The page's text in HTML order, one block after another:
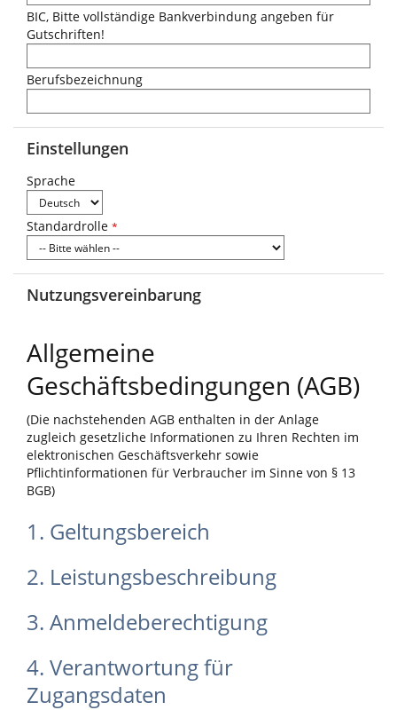
BIC, Bitte vollständige Bankverbindung angeben für
Gutschriften!
Berufsbezeichnung
Einstellungen
Sprache
Standardrolle *
Nutzungsvereinbarung
Allgemeine
Geschäftsbedingungen (AGB)
(Die nachstehenden AGB enthalten in der Anlage
zugleich gesetzliche Informationen zu Ihren Rechten im
elektronischen Geschäftsverkehr sowie
Pflichtinformationen für Verbraucher im Sinne von § 13
BGB)
1. Geltungsbereich
2. Leistungsbeschreibung
3. Anmeldeberechtigung
4. Verantwortung für
Zugangsdaten